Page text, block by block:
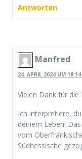
Antworten
Manfred
24. APRIL 2024 UM
Vielen Dank für
Ich interpretiere,
deinem Leben!
vom
Südhessische